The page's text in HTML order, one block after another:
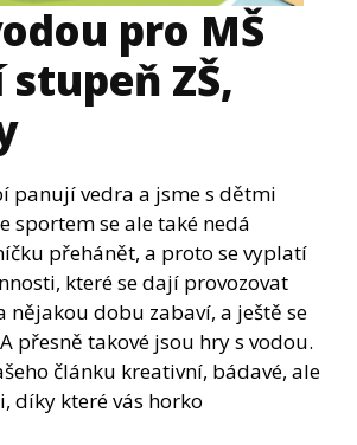
pro MŠ
ZŠ,
panují vedra a jsme s dětmi
sportem se ale také nedá
přehánět, a proto se vyplatí
které se dají provozovat
nějakou dobu zabaví, a ještě se
přesně takové jsou hry s vodou.
článku kreativní, bádavé, ale
díky které vás horko